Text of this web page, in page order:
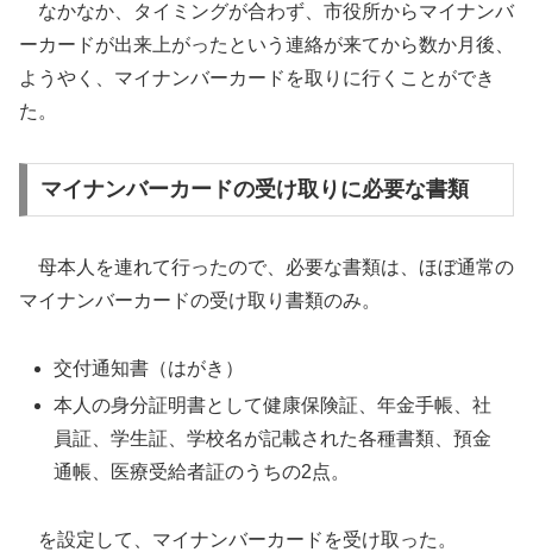
なかなか、タイミングが合わず、市役所からマイナンバ
ーカードが出来上がったという連絡が来てから数か月後、
ようやく、マイナンバーカードを取りに行くことができ
た。
マイナンバーカードの受け取りに必要な書類
母本人を連れて行ったので、必要な書類は、ほぼ通常の
マイナンバーカードの受け取り書類のみ。
交付通知書（はがき）
本人の身分証明書として健康保険証、年金手帳、社
員証、学生証、学校名が記載された各種書類、預金
通帳、医療受給者証のうちの2点。
を設定して、マイナンバーカードを受け取った。